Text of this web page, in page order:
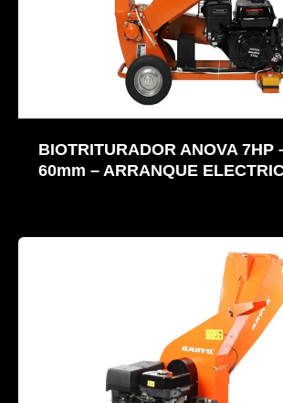
BIOTRITURADOR ANOVA 7HP
60mm – ARRANQUE